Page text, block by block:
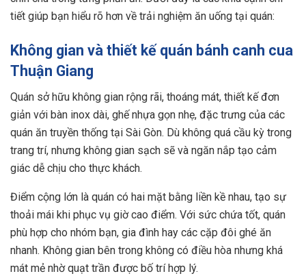
tiết giúp bạn hiểu rõ hơn về trải nghiệm ăn uống tại quán:
Không gian và thiết kế quán bánh canh cua
Thuận Giang
Quán sở hữu không gian rộng rãi, thoáng mát, thiết kế đơn
giản với bàn inox dài, ghế nhựa gọn nhẹ, đặc trưng của các
quán ăn truyền thống tại Sài Gòn. Dù không quá cầu kỳ trong
trang trí, nhưng không gian sạch sẽ và ngăn nắp tạo cảm
giác dễ chịu cho thực khách.
Điểm cộng lớn là quán có hai mặt bằng liền kề nhau, tạo sự
thoải mái khi phục vụ giờ cao điểm. Với sức chứa tốt, quán
phù hợp cho nhóm bạn, gia đình hay các cặp đôi ghé ăn
nhanh. Không gian bên trong không có điều hòa nhưng khá
mát mẻ nhờ quạt trần được bố trí hợp lý.